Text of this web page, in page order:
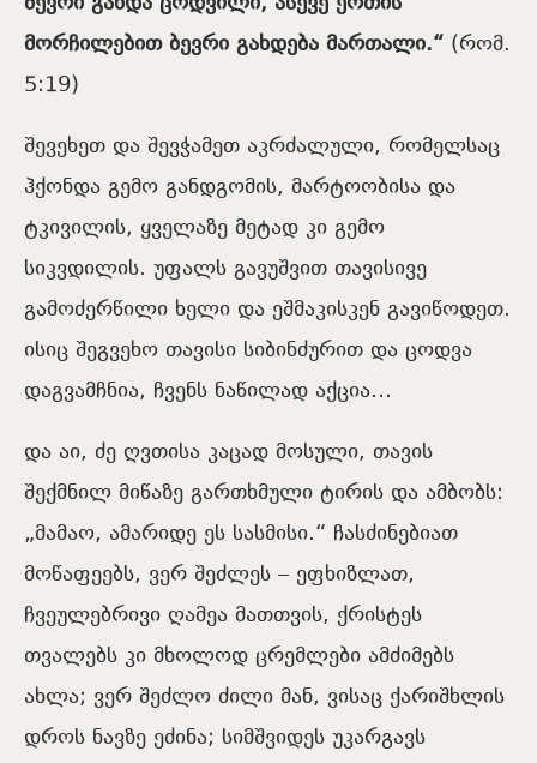
მორჩილებით ბევრი გახდება მართალი.“ (რომ.
5:19)
შევეხეთ და შევჭამეთ აკრძალული, რომელსაც
ჰქონდა გემო განდგომის, მარტოობისა და
ტკივილის, ყველაზე მეტად კი გემო
სიკვდილის. უფალს გავუშვით თავისივე
გამოძერწილი ხელი და ეშმაკისკენ გავიწოდეთ.
ისიც შეგვეხო თავისი სიბინძურით და ცოდვა
დაგვამჩნია, ჩვენს ნაწილად აქცია…
და აი, ძე ღვთისა კაცად მოსული, თავის
შექმნილ მიწაზე გართხმული ტირის და ამბობს:
„მამაო, ამარიდე ეს სასმისი.“ ჩასძინებიათ
მოწაფეებს, ვერ შეძლეს – ეფხიზლათ,
ჩვეულებრივი ღამეა მათთვის, ქრისტეს
თვალებს კი მხოლოდ ცრემლები ამძიმებს
ახლა; ვერ შეძლო ძილი მან, ვისაც ქარიშხლის
დროს ნავზე ეძინა; სიმშვიდეს უკარგავს